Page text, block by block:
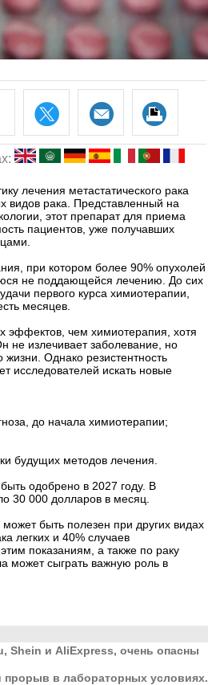
лечения метастатического рака
видов рака. Представленный на
этот препарат для приема
пациентов, уже получавших
при котором более 90% опухолей
не поддающейся лечению. До сих
первого курса химиотерапии,
месяцев.
эффектов, чем химиотерапия, хотя
не излечивает заболевание, но
жизни. Однако резистентность
исследователей искать новые
до начала химиотерапии;
будущих методов лечения.
одобрено в 2027 году. В
30 000 долларов в месяц.
быть полезен при других видах
легких и 40% случаев
показаниям, а также по раку
может сыграть важную роль в
Shein и AliExpress, очень опасны
в лабораторных условиях.